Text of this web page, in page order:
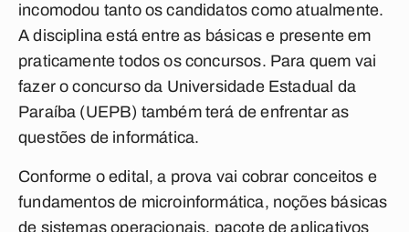
incomodou tanto os candidatos como atualmente.
A disciplina está entre as básicas e presente em
praticamente todos os concursos. Para quem vai
fazer o concurso da Universidade Estadual da
Paraíba (UEPB) também terá de enfrentar as
questões de informática.
Conforme o edital, a prova vai cobrar conceitos e
fundamentos de microinformática, noções básicas
de sistemas operacionais, pacote de aplicativos